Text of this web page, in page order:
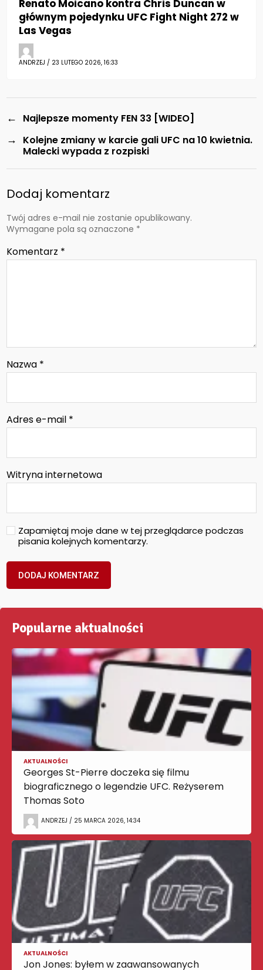
Renato Moicano kontra Chris Duncan w
głównym pojedynku UFC Fight Night 272 w
Las Vegas
ANDRZEJ / 23 LUTEGO 2026, 16:33
← Najlepsze momenty FEN 33 [WIDEO]
→
Kolejne zmiany w karcie gali UFC na 10 kwietnia.
Malecki wypada z rozpiski
Dodaj komentarz
Twój adres e-mail nie zostanie opublikowany.
Wymagane pola są oznaczone *
Komentarz *
Nazwa *
Adres e-mail *
Witryna internetowa
Zapamiętaj moje dane w tej przeglądarce podczas
pisania kolejnych komentarzy.
Popularne aktualności
AKTUALNOŚCI
Georges St-Pierre doczeka się filmu
biograficznego o legendzie UFC. Reżyserem
Thomas Soto
ANDRZEJ / 25 MARCA 2026, 14:34
AKTUALNOŚCI
Jon Jones: byłem w zaawansowanych